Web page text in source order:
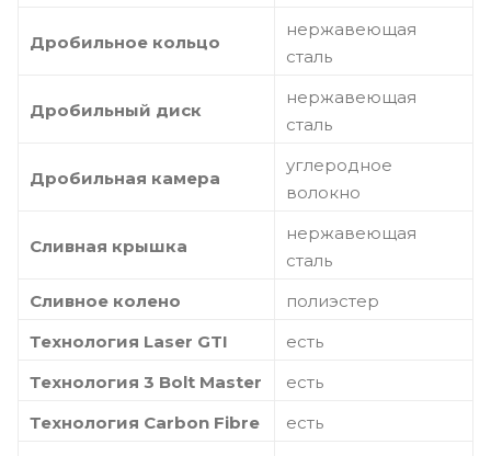
Дробильное кольцо
нержавеющая
сталь
Дробильный диск
нержавеющая
сталь
Дробильная камера
углеродное
волокно
Сливная крышка
нержавеющая
сталь
Сливное колено
полиэстер
Технология Laser GTI
есть
Технология 3 Bolt Master
есть
Технология Carbon Fibre
есть